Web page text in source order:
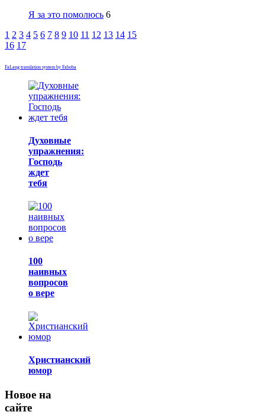
Я за это помолюсь 6
1 2 3 4 5 6 7 8 9 10 11 12 13 14 15
16 17
FaLang translation system by Faboba
Духовные
упражнения:
Господь
ждет
тебя
100
наивных
вопросов
о вере
Христианский
юмор
Новое на
сайте